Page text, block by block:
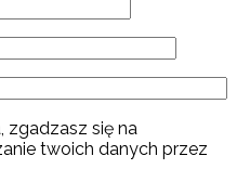
zgadzasz się na
twoich danych przez